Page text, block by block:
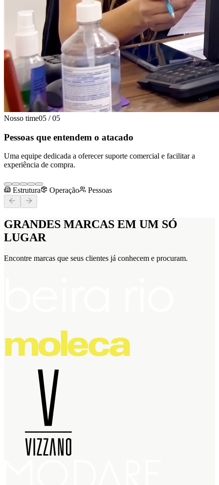
Nosso time05 / 05
Pessoas que entendem o atacado
Uma equipe dedicada a oferecer suporte comercial e facilitar a
experiência de compra.
Estrutura Operação Pessoas
GRANDES MARCAS EM UM SÓ
LUGAR
Encontre marcas que seus clientes já conhecem e procuram.